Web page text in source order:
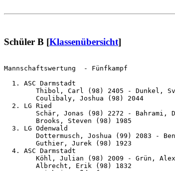
Schüler B [Klassenübersicht]
Mannschaftswertung  - Fünfkampf
1. ASC Darmstadt
Thibol, Carl (98) 2405 - Dunkel,
        Coulibaly, Joshua (98) 2044
2. LG Ried
Schär, Jonas (98) 2272 - Bahrami,
        Brooks, Steven (98) 1985
3. LG Odenwald
Dottermusch, Joshua (99) 2083 -
        Guthier, Jurek (98) 1923
4. ASC Darmstadt
Köhl, Julian (98) 2009 - Grün,
        Albrecht, Erik (98) 1832